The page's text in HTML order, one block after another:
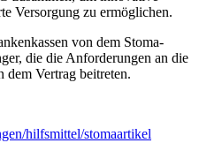
Versorgung zu ermöglichen.
von dem Stoma-
die die Anforderungen an die
Vertrag beitreten.
hilfsmittel/stomaartikel